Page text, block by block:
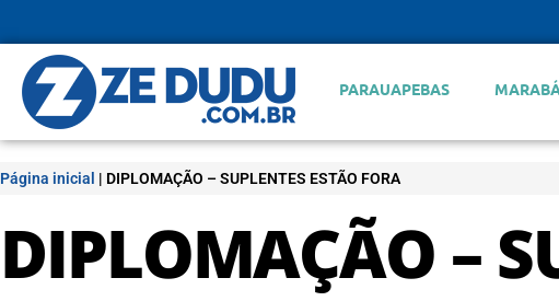
PARAUAPEBAS
Página inicial | DIPLOMAÇÃO – SUPLENTES ESTÃO FORA
DIPLOMAÇÃO –